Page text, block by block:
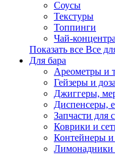
Соусы
Текстуры
Топпинги
Чай-
Показать все Все
Для бара
Ареометры и
Гейзеры и
Джиггеры,
Диспенсеры,
Запчасти для
Коврики и
Контейнеры и
Лимонадники